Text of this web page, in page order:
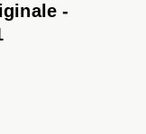
-